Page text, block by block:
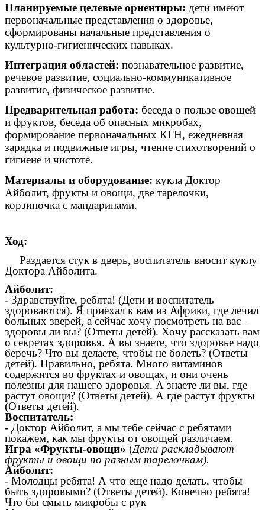
Планируемые целевые ориентиры: дети имеют
первоначальные представления о здоровье,
сформированы начальные представления о
культурно-гигиенических навыках.
Интеграция областей: познавательное развитие,
речевое развитие, социально-коммуникативное
развитие, физическое развитие.
Предварительная работа: беседа о пользе овощей
и фруктов, беседа об опасных микробах,
формирование первоначальных КГН, ежедневная
зарядка и подвижные игры, чтение стихотворений о
гигиене и чистоте.
Материалы и оборудование: кукла Доктор
Айболит, фрукты и овощи, две тарелочки,
корзиночка с мандаринами.
Ход:
Раздается стук в дверь, воспитатель вносит куклу
Доктора Айболита.
Айболит:
- Здравствуйте, ребята! (Дети и воспитатель
здороваются). Я приехал к вам из Африки, где лечил
больных зверей, а сейчас хочу посмотреть на вас –
здоровы ли вы? (Ответы детей). Хочу рассказать вам
о секретах здоровья. А вы знаете, что здоровье надо
беречь? Что вы делаете, чтобы не болеть? (Ответы
детей). Правильно, ребята. Много витаминов
содержится во фруктах и овощах, и они очень
полезны для нашего здоровья. А знаете ли вы, где
растут овощи? (Ответы детей). А где растут фрукты
(Ответы детей).
Воспитатель:
- Доктор Айболит, а мы тебе сейчас с ребятами
покажем, как мы фрукты от овощей различаем.
Игра «Фрукты-овощи» (Дети раскладывают
фрукты и овощи по разным тарелочкам).
Айболит:
- Молодцы ребята! А что еще надо делать, чтобы
быть здоровыми? (Ответы детей). Конечно ребята!
Что бы смыть микробы с рук